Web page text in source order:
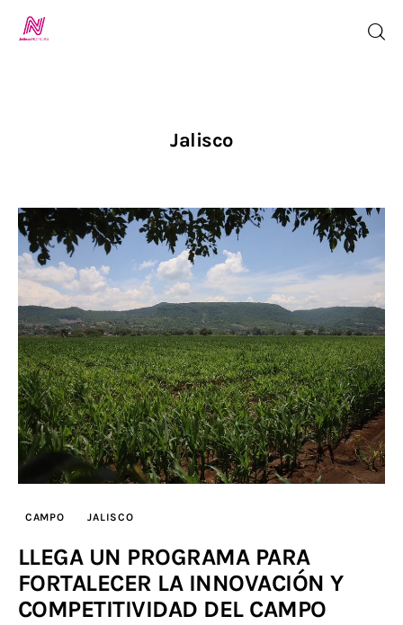
Jalisco Noticias
Programación
Jalisco TV
Jalisco RADIO / En Vivo
Nosotros
Contacto
Jalisco
CAMPO JALISCO
LLEGA UN PROGRAMA PARA
FORTALECER LA INNOVACIÓN Y
COMPETITIVIDAD DEL CAMPO